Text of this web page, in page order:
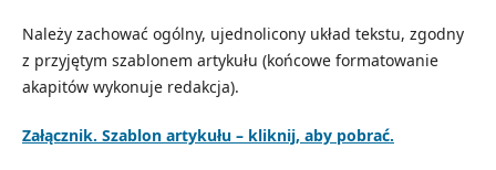
Należy zachować ogólny, ujednolicony układ tekstu, zgodny
z przyjętym szablonem artykułu (końcowe formatowanie
akapitów wykonuje redakcja).
Załącznik. Szablon artykułu – kliknij, aby pobrać.